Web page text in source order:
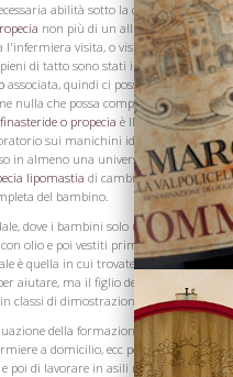
abilità sotto la direzione, avrà
non più di un allievo potrebbe
l'infermiera visita, o visitando
di tatto sono stati impiegati dai
associata, quindi ci possono essere
nulla che possa compromettere il
finasteride o propecia è Il terzo metodo,
sui manichini idonei, sembra
in almeno una università dove gli
lipomastia di cambiare la
del bambino.
dove i bambini solo un giorno o
olio e poi vestiti prima che gli
è quella in cui trovatelli vengono
aiutare, ma il figlio del paziente
classi di dimostrazione.
della formazione per essere
a domicilio, ecc possono essere
poi di lavorare in asili nido sotto
La Famiglia